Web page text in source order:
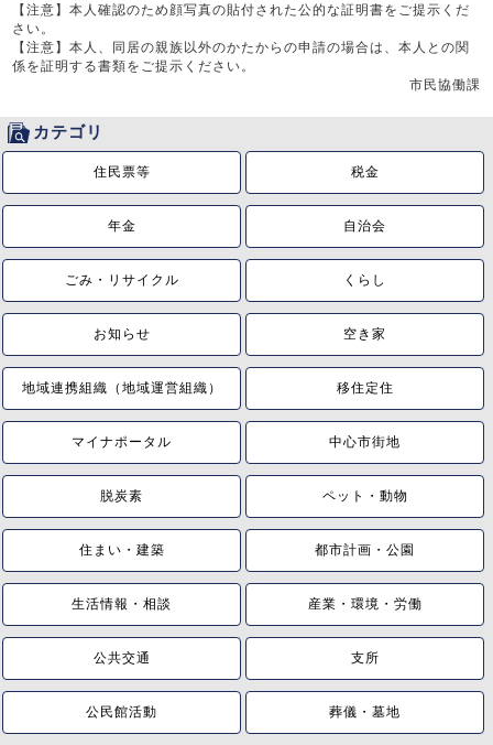
【注意】本人確認のため顔写真の貼付された公的な証明書をご提示くだ
さい。
【注意】本人、同居の親族以外のかたからの申請の場合は、本人との関
係を証明する書類をご提示ください。
市民協働課
カテゴリ
住民票等 税金
年金 自治会
ごみ・リサイクル くらし
お知らせ 空き家
地域連携組織（地域運営組織） 移住定住
マイナポータル 中心市街地
脱炭素 ペット・動物
住まい・建築 都市計画・公園
生活情報・相談 産業・環境・労働
公共交通 支所
公民館活動 葬儀・墓地